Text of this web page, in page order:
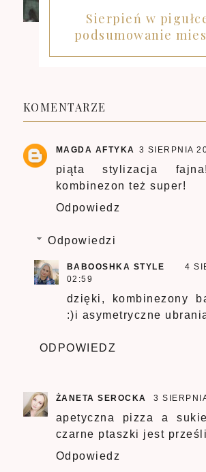
Sierpień w
podsumowanie
KOMENTARZE
MAGDA AFTYKA 3 SIERPNIA
piąta stylizacja
kombinezon też super!
Odpowiedz
Odpowiedzi
BABOOSHKA STYLE
4
02:59
dzięki, kombinezony
:)i asymetryczne
ODPOWIEDZ
ŻANETA SEROCKA 3
apetyczna pizza a
czarne ptaszki jest
Odpowiedz